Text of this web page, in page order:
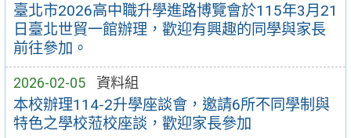
臺北市2026高中職升學進路博覽會於115年3月21
日臺北世貿一館辦理，歡迎有興趣的同學與家長
前往參加。
2026-02-05 資料組
本校辦理114-2升學座談會，邀請6所不同學制與
特色之學校蒞校座談，歡迎家長參加